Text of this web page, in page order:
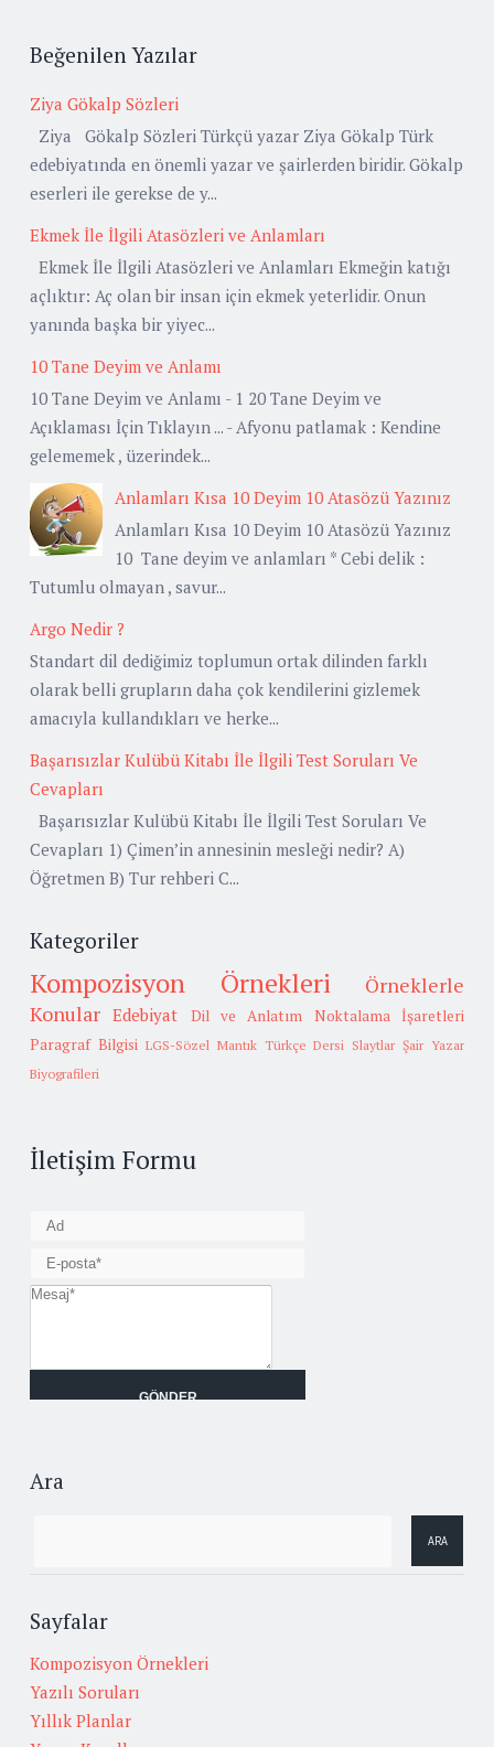
Beğenilen Yazılar
Ziya Gökalp Sözleri
Ziya Gökalp Sözleri Türkçü yazar Ziya Gökalp Türk
edebiyatında en önemli yazar ve şairlerden biridir. Gökalp
eserleri ile gerekse de y...
Ekmek İle İlgili Atasözleri ve Anlamları
Ekmek İle İlgili Atasözleri ve Anlamları Ekmeğin katığı
açlıktır: Aç olan bir insan için ekmek yeterlidir. Onun
yanında başka bir yiyec...
10 Tane Deyim ve Anlamı
10 Tane Deyim ve Anlamı - 1 20 Tane Deyim ve
Açıklaması İçin Tıklayın ... - Afyonu patlamak : Kendine
gelememek , üzerindek...
Anlamları Kısa 10 Deyim 10 Atasözü Yazınız
Anlamları Kısa 10 Deyim 10 Atasözü Yazınız
10 Tane deyim ve anlamları * Cebi delik :
Tutumlu olmayan , savur...
Argo Nedir ?
Standart dil dediğimiz toplumun ortak dilinden farklı
olarak belli grupların daha çok kendilerini gizlemek
amacıyla kullandıkları ve herke...
Başarısızlar Kulübü Kitabı İle İlgili Test Soruları Ve
Cevapları
Başarısızlar Kulübü Kitabı İle İlgili Test Soruları Ve
Cevapları 1) Çimen’in annesinin mesleği nedir? A)
Öğretmen B) Tur rehberi C...
Kategoriler
Kompozisyon Örnekleri
Örneklerle
Konular Edebiyat Dil ve Anlatım
Noktalama İşaretleri
Paragraf Bilgisi LGS-Sözel Mantık Türkçe Dersi Slaytlar Şair Yazar
Biyografileri
İletişim Formu
Ara
Sayfalar
Kompozisyon Örnekleri
Yazılı Soruları
Yıllık Planlar